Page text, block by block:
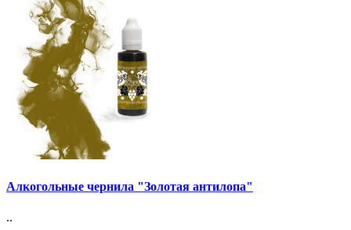
Алкогольные чернила "Золотая антилопа"
..